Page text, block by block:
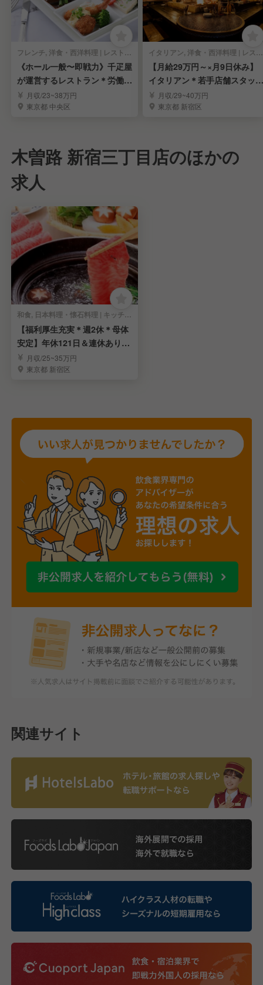
フレンチ, 洋食・西洋料理 | レストランサービス・ホールスタッフ
《ホール一般〜即戦力》千疋屋
が運営するレストラン＊労働環
境安定＊賞与年3回
月収/23~38万円
東京都 中央区
イタリアン, 洋食・西洋料理 | レストランサービス・ホールスタッフ
【月給29万円～×月9日休み】
イタリアン＊若手店舗スタッフ
募集月収/29~40万円
東京都 新宿区
木曽路 新宿三丁目店のほかの
求人
和食, 日本料理・懐石料理 | キッチンスタッフ
【福利厚生充実＊週2休＊母体
安定】年休121日＆連休あり！
一生モノの技術
月収/25~35万円
東京都 新宿区
関連サイト